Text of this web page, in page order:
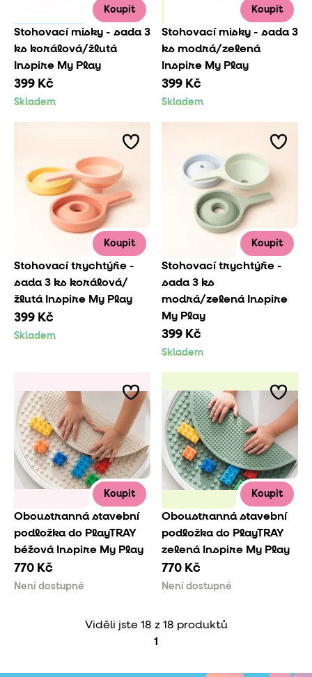
Koupit
Stohovací misky - sada 3
ks korálová/žlutá
Inspire My Play
399 Kč
Skladem
Koupit
Stohovací misky - sada 3
ks modrá/zelená
Inspire My Play
399 Kč
Skladem
Koupit
Stohovací trychtýře -
sada 3 ks korálová/
žlutá Inspire My Play
399 Kč
Skladem
Koupit
Stohovací trychtýře -
sada 3 ks
modrá/zelená Inspire
My Play
399 Kč
Skladem
Koupit
Oboustranná stavební
podložka do PlayTRAY
béžová Inspire My Play
770 Kč
Není dostupné
Koupit
Oboustranná stavební
podložka do PlayTRAY
zelená Inspire My Play
770 Kč
Není dostupné
Viděli jste 18 z 18 produktů
1